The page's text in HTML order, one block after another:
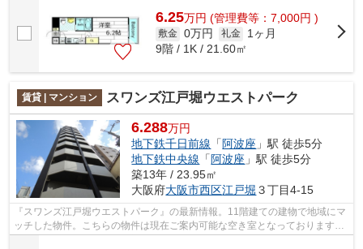
6.25万円 (管理費等：7,000円 )
敷金 0万円 礼金
1ヶ月
9階 / 1K / 21.60㎡
賃貸 | マンション スワンズ江戸堀ウエストパーク
6.288万円
地下鉄千日前線 「 阿波座 」駅 徒歩5分
地下鉄中央線 「 阿波座 」駅 徒歩5分
築13年 / 23.95㎡
大阪府大阪市西区江戸堀 ３丁目4-15
『スワンズ江戸堀ウエストパーク』の最新情報。11階建ての建物で地域にマ
ッチした物件。こちらの物件は現在ご案内可能な空き室となっております。